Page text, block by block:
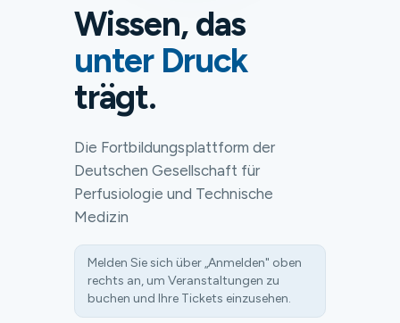
Wissen, das
unter Druck
trägt.
Die Fortbildungsplattform der
Deutschen Gesellschaft für
Perfusiologie und Technische
Medizin
Melden Sie sich über „Anmelden" oben
rechts an, um Veranstaltungen zu
buchen und Ihre Tickets einzusehen.